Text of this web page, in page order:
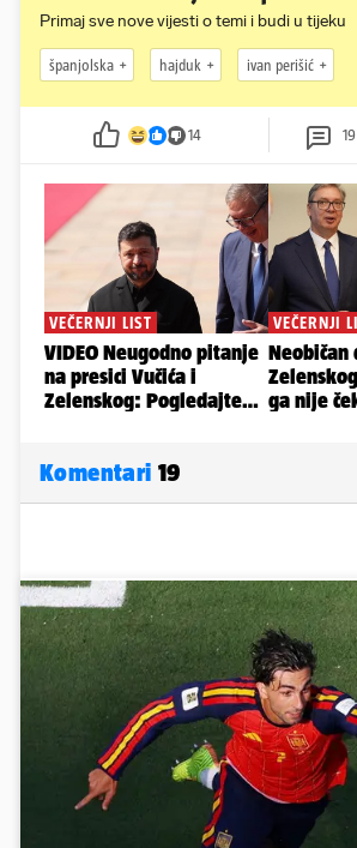
Primaj sve nove vijesti o temi i budi u tijeku
španjolska hajduk ivan perišić
14 19
Komentari 19